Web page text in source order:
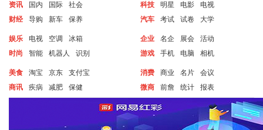
资讯 国内 国际
社会
财经
导购 新车 保养
科技 明星 电影
电视
汽车
考试 试卷 大学
娱乐 电视 空调
冰箱
时尚
智能 机器人 识别
企业 名企 展会
活动
游戏
手机 电脑 相机
美食 淘宝 京东
支付宝
商讯
疾病 减肥 保健
消费 商业 名片
会议
微商
前詹 统计 报表